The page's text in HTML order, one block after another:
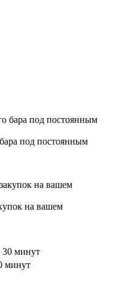
под постоянным
на вашем
минут